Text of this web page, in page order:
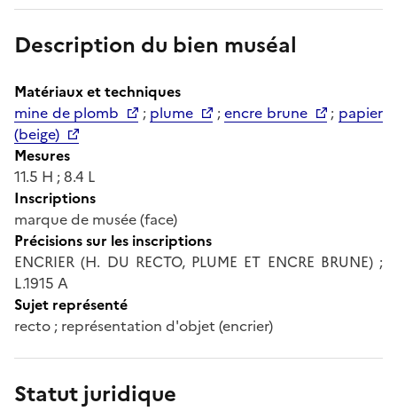
Description du bien muséal
Matériaux et techniques
mine de plomb
; plume ;encre brune ; papier
(beige)
Mesures
11.5 H ; 8.4 L
Inscriptions
marque de musée (face)
Précisions sur les inscriptions
ENCRIER (H. DU RECTO, PLUME ET ENCRE BRUNE) ;
L.1915 A
Sujet représenté
recto ; représentation d'objet (encrier)
Statut juridique